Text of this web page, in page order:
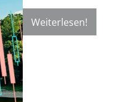
Weiterlesen!